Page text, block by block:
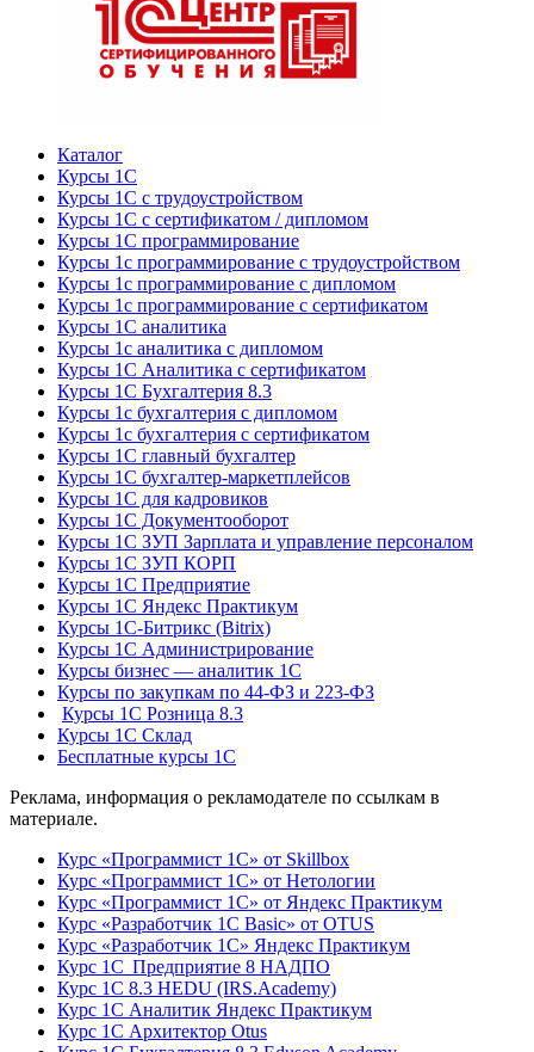
Каталог
Курсы 1С
Курсы 1С с трудоустройством
Курсы 1С с сертификатом / дипломом
Курсы 1С программирование
Курсы 1с программирование с трудоустройством
Курсы 1с программирование с дипломом
Курсы 1с программирование с сертификатом
Курсы 1С аналитика
Курсы 1с аналитика с дипломом
Курсы 1С Аналитика с сертификатом
Курсы 1С Бухгалтерия 8.3
Курсы 1с бухгалтерия с дипломом
Курсы 1с бухгалтерия с сертификатом
Курсы 1С главный бухгалтер
Курсы 1С бухгалтер-маркетплейсов
Курсы 1С для кадровиков
Курсы 1С Документооборот
Курсы 1С ЗУП Зарплата и управление персоналом
Курсы 1С ЗУП КОРП
Курсы 1С Предприятие
Курсы 1С Яндекс Практикум
Курсы 1С-Битрикс (Bitrix)
Курсы 1С Администрирование
Курсы бизнес — аналитик 1С
Курсы по закупкам по 44‑ФЗ и 223‑ФЗ
Курсы 1С Розница 8.3
Курсы 1С Склад
Бесплатные курсы 1С
Реклама, информация о рекламодателе по ссылкам в
материале.
Курс «Программист 1С» от Skillbox
Курс «Программист 1С» от Нетологии
Курс «Программист 1С» от Яндекс Практикум
Курс «Разработчик 1С Basic» от OTUS
Курс «Разработчик 1С» Яндекс Практикум
Курс 1С Предприятие 8 НАДПО
Курс 1С 8.3 HEDU (IRS.Academy)
Курс 1С Аналитик Яндекс Практикум
Курс 1С Архитектор Otus